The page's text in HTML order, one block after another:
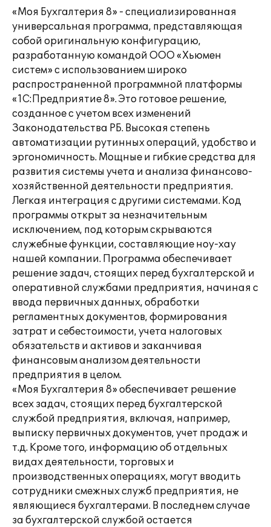
«Моя Бухгалтерия 8» - специализированная
универсальная программа, представляющая
собой оригинальную конфигурацию,
разработанную командой ООО «Хьюмен
систем» с использованием широко
распространенной программной платформы
«1С:Предприятие 8». Это готовое решение,
созданное с учетом всех изменений
Законодательства РБ. Высокая степень
автоматизации рутинных операций, удобство и
эргономичность. Мощные и гибкие средства для
развития системы учета и анализа финансово-
хозяйственной деятельности предприятия.
Легкая интеграция с другими системами. Код
программы открыт за незначительным
исключением, под которым скрываются
служебные функции, составляющие ноу-хау
нашей компании. Программа обеспечивает
решение задач, стоящих перед бухгалтерской и
оперативной службами предприятия, начиная с
ввода первичных данных, обработки
регламентных документов, формирования
затрат и себестоимости, учета налоговых
обязательств и активов и заканчивая
финансовым анализом деятельности
предприятия в целом.
«Моя Бухгалтерия 8» обеспечивает решение
всех задач, стоящих перед бухгалтерской
службой предприятия, включая, например,
выписку первичных документов, учет продаж и
т.д. Кроме того, информацию об отдельных
видах деятельности, торговых и
производственных операциях, могут вводить
сотрудники смежных служб предприятия, не
являющиеся бухгалтерами. В последнем случае
за бухгалтерской службой остается